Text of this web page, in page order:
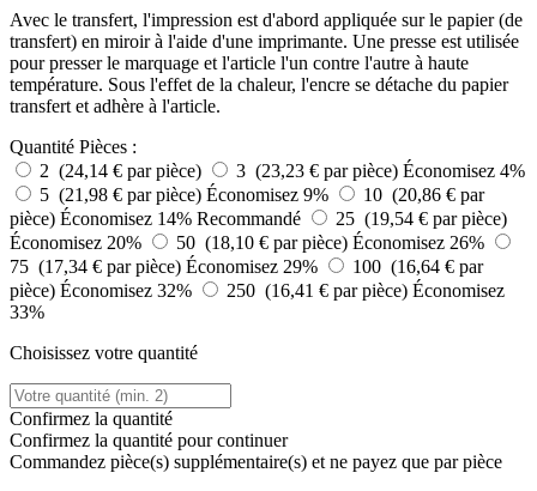
Avec le transfert, l'impression est d'abord appliquée sur le papier (de
transfert) en miroir à l'aide d'une imprimante. Une presse est utilisée
pour presser le marquage et l'article l'un contre l'autre à haute
température. Sous l'effet de la chaleur, l'encre se détache du papier
transfert et adhère à l'article.
Quantité Pièces :
2 (24,14 € par pièce)
3 (23,23 € par pièce) Économisez 4%
5 (21,98 € par pièce) Économisez 9%
10 (20,86 € par
pièce) Économisez 14% Recommandé
25 (19,54 € par pièce)
Économisez 20%
50 (18,10 € par pièce) Économisez 26%
75 (17,34 € par pièce) Économisez 29%
100 (16,64 € par
pièce) Économisez 32% 250 (16,41 € par pièce) Économisez
33%
Choisissez votre quantité
Confirmez la quantité
Confirmez la quantité pour continuer
Commandez pièce(s) supplémentaire(s) et ne payez que par pièce